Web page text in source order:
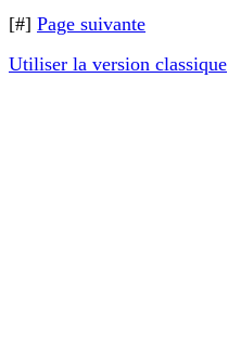
[#] Page suivante
Utiliser la version classique